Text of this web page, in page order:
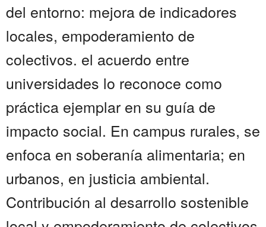
del entorno: mejora de indicadores
locales, empoderamiento de
colectivos. el acuerdo entre
universidades lo reconoce como
práctica ejemplar en su guía de
impacto social. En campus rurales, se
enfoca en soberanía alimentaria; en
urbanos, en justicia ambiental.
Contribución al desarrollo sostenible